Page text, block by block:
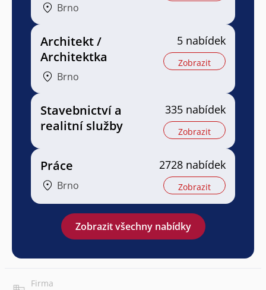
Brno
Architekt /
Architektka
Brno
5 nabídek
Zobrazit
Stavebnictví a
realitní služby
335 nabídek
Zobrazit
Práce
Brno
2728 nabídek
Zobrazit
Zobrazit všechny nabídky
Firma